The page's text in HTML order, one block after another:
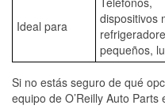
Ideal para
dispositivos
pequeños,
Si no estás seguro de qué
equipo de O’Reilly Auto